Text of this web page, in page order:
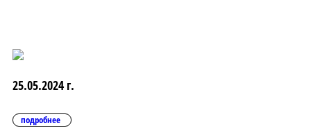
25.05.2024 г.
подробнее